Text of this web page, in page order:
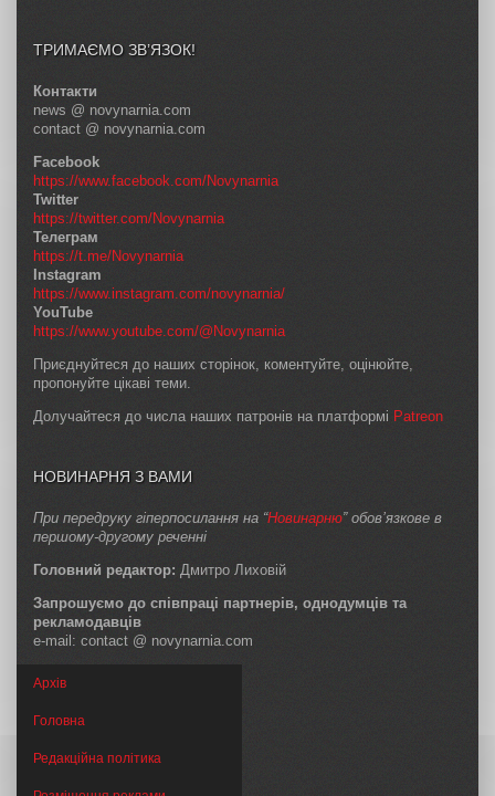
ТРИМАЄМО ЗВ’ЯЗОК!
Контакти
news @ novynarnia.com
contact @ novynarnia.com
Facebook
https://www.facebook.com/Novynarnia
Twitter
https://twitter.com/Novynarnia
Телеграм
https://t.me/Novynarnia
Instagram
https://www.instagram.com/novynarnia/
YouTube
https://www.youtube.com/@Novynarnia
Приєднуйтеся до наших сторінок, коментуйте, оцінюйте,
пропонуйте цікаві теми.
Долучайтеся до числа наших патронів на платформі Patreon
НОВИНАРНЯ З ВАМИ
При передруку гіперпосилання на “Новинарню” обов’язкове в
першому-другому реченні
Головний редактор: Дмитро Лиховій
Запрошуємо до співпраці партнерів, однодумців та
рекламодавців
e-mail: contact @ novynarnia.com
Архів
Головна
Редакційна політика